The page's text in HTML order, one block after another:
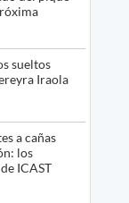
sueltos
Iraola
a cañas
los
ICAST